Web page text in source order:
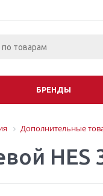
БРЕНДЫ
Дополнительные
HES